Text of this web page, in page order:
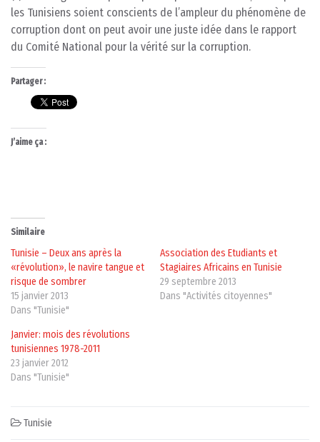
les Tunisiens soient conscients de l’ampleur du phénomène de
corruption dont on peut avoir une juste idée dans le rapport
du Comité National pour la vérité sur la corruption.
Partager :
J’aime ça :
Similaire
Tunisie – Deux ans après la
«révolution», le navire tangue et
risque de sombrer
15 janvier 2013
Dans "Tunisie"
Association des Etudiants et
Stagiaires Africains en Tunisie
29 septembre 2013
Dans "Activités citoyennes"
Janvier: mois des révolutions
tunisiennes 1978-2011
23 janvier 2012
Dans "Tunisie"
Tunisie